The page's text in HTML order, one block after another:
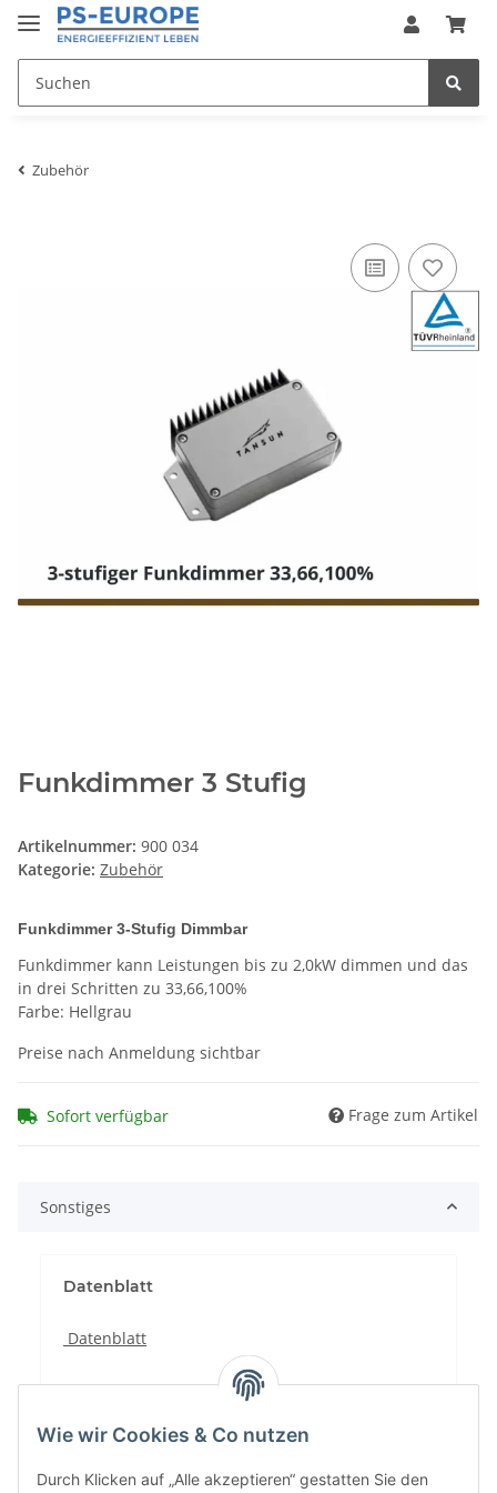
Zubehör
Funkdimmer 3 Stufig
Artikelnummer: 900 034
Kategorie: Zubehör
Funkdimmer 3-Stufig Dimmbar
Funkdimmer kann Leistungen bis zu 2,0kW dimmen und das
in drei Schritten zu 33,66,100%
Farbe: Hellgrau
Preise nach Anmeldung sichtbar
Sofort verfügbar Frage zum Artikel
Sonstiges
Datenblatt
Datenblatt
Wie wir Cookies & Co nutzen
Durch Klicken auf „Alle akzeptieren“ gestatten Sie den